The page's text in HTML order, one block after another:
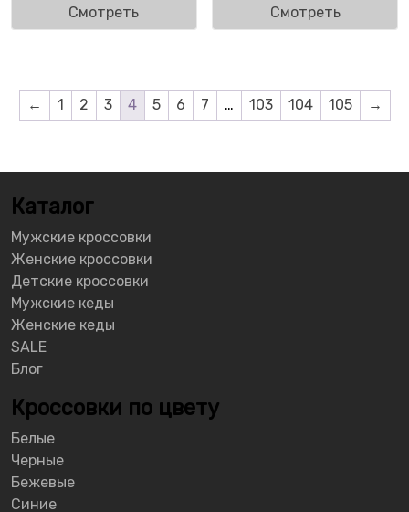
Смотреть
Смотреть
← 1 2 3 4 5 6 7 … 103 104 105 →
Каталог
Мужские кроссовки
Женские кроссовки
Детские кроссовки
Мужские кеды
Женские кеды
SALE
Блог
Кроссовки по цвету
Белые
Черные
Бежевые
Синие